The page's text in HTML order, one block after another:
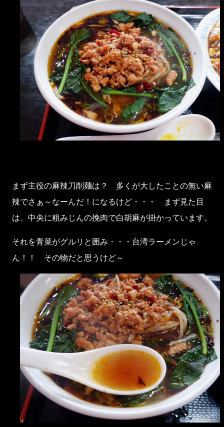
まず主役の麻辣刀削麺は？ 多くが大したことの無い麻
辣でさぁ～なーんだ！になるけど・・・ まず見た目
は、中央に粗みじんの挽肉で白胡麻が掛かっています。
それを青菜がグルリと囲み・・・台湾ラーメンじゃ
ん！！ その物だと思うけど～